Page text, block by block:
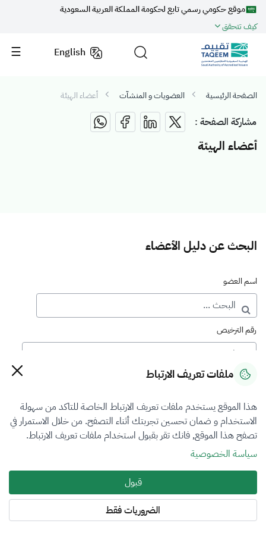
موقع حكومي رسمي تابع لحكومة المملكة العربية السعودية
كيف تتحقق
English
الصفحة الرئيسية العضويات و المنشآت أعضاء الهيئة
مشاركة الصفحة :
أعضاء الهيئة
البحث عن دليل الأعضاء
اسم العضو
رقم الترخيص
رقم العضوية
فرع التقييم
المعادن الثمينة والاحجار الكريمة
نوع العضوية
الكل
المنطقة
ملفات تعريف الارتباط
هذا الموقع يستخدم ملفات تعريف الارتباط الخاصة للتاكد من سهولة
الاستخدام و ضمان تحسين تجربتك أثناء التصفح. من خلال الاستمرار في
تصفح هذا الموقع, فانك تقر بقبول استخدام ملفات تعريف الارتباط.
سياسة الخصوصية
قبول
الضروريات فقط